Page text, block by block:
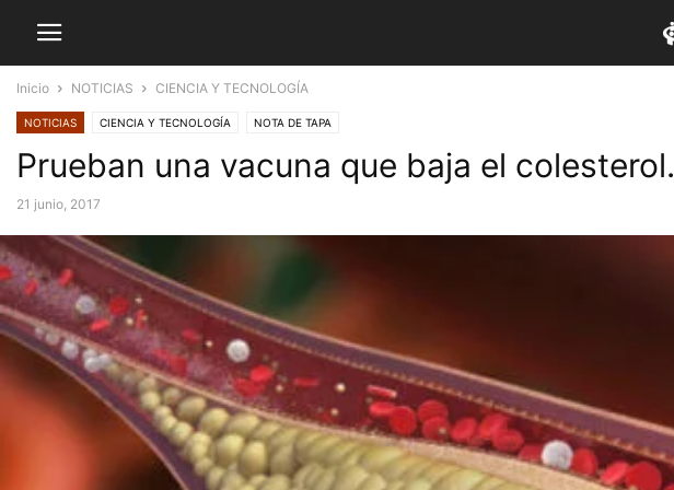
Inicio NOTICIAS CIENCIA Y TECNOLOGÍA
NOTICIAS CIENCIA Y TECNOLOGÍA NOTA DE TAPA
Prueban una vacuna que baja el colesterol.
21 junio, 2017